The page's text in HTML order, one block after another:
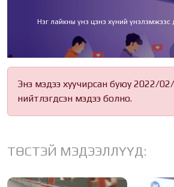
Нэг лайкны үнэ цэнэ хүний үнэлэмжээс
Энэ мэдээ хуучирсан буюу 2022/
нийтлэгдсэн мэдээ болно.
ТӨСТЭЙ МЭДЭЭЛЛҮҮД: